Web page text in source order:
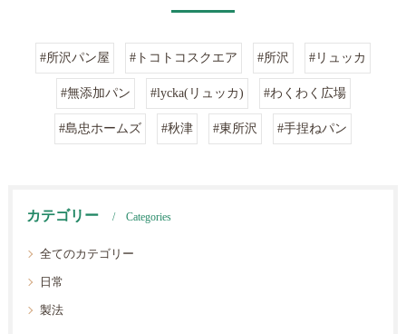
#所沢パン屋 #トコトコスクエア #所沢 #リュッカ
#無添加パン #lycka(リュッカ) #わくわく広場
#島忠ホームズ #秋津 #東所沢 #手捏ねパン
カテゴリー Categories
全てのカテゴリー
日常
製法